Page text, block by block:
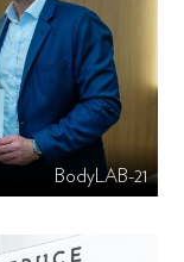
BodyLAB-21